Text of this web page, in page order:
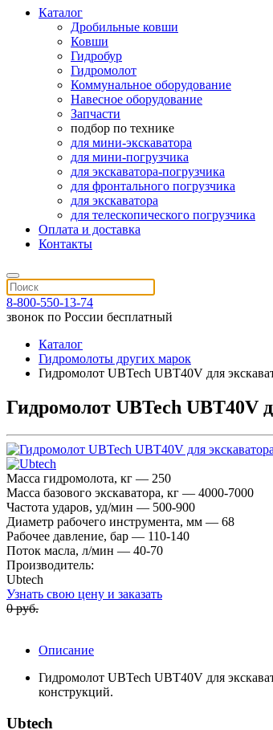
Каталог
Дробильные ковши
Ковши
Гидробур
Гидромолот
Коммунальное оборудование
Навесное оборудование
Запчасти
подбор по технике
для мини-экскаватора
для мини-погрузчика
для экскаватора-погрузчика
для фронтального погрузчика
для экскаватора
для телескопического погрузчика
Оплата и доставка
Контакты
8-800-550-13-74
звонок по России бесплатный
Каталог
Гидромолоты других марок
Гидромолот UBTech UBT40V для
Гидромолот UBTech UBT40V
Масса гидромолота, кг — 250
Масса базового экскаватора, кг — 4000-7000
Частота ударов, уд/мин — 500-900
Диаметр рабочего инструмента, мм — 68
Рабочее давление, бар — 110-140
Поток масла, л/мин — 40-70
Производитель:
Ubtech
Узнать свою цену и заказать
0 руб.
Описание
Гидромолот UBTech UBT40V для
конструкций.
Ubtech